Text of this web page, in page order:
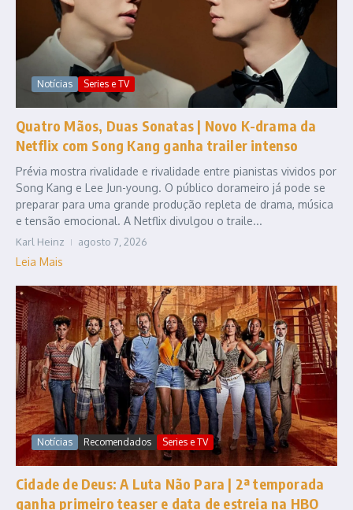
Notícias Series e TV
Quatro Mãos, Duas Sonatas | Novo K-drama da
Netflix com Song Kang ganha trailer intenso
Prévia mostra rivalidade e rivalidade entre pianistas vividos por
Song Kang e Lee Jun-young. O público dorameiro já pode se
preparar para uma grande produção repleta de drama, música
e tensão emocional. A Netflix divulgou o traile...
Karl Heinz agosto 7, 2026
Leia Mais
Notícias Recomendados Series e TV
Cidade de Deus: A Luta Não Para | 2ª temporada
ganha primeiro teaser e data de estreia na HBO